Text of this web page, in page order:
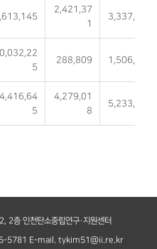
2,421,37
1
3,337,503
5
288,809 1,506,887
5
4,279,01
8
5,233,025
2층 인천탄소중립연구·지원센터
5781 E-mail. tykim51@ii.re.kr